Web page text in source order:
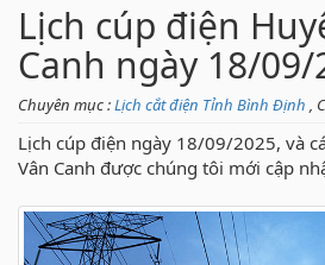
Lịch cúp điện
Canh ngày 18/09/
Chuyên mục :Lịch cắt điện Tỉnh Bình Định ,
Lịch cúp điện ngày 18/09/2025, và
Vân Canh được chúng tôi mới cập